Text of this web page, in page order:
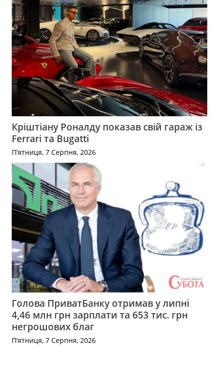
Кріштіану Роналду показав свій гараж із
Ferrari та Bugatti
П’ятниця, 7 Серпня, 2026
Голова ПриватБанку отримав у липні
4,46 млн грн зарплати та 653 тис. грн
негрошових благ
П’ятниця, 7 Серпня, 2026